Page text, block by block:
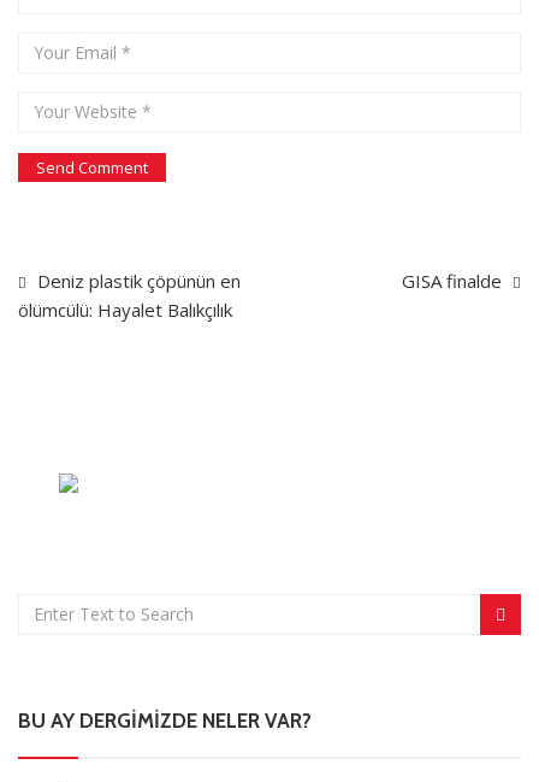
Deniz plastik çöpünün en
ölümcülü: Hayalet Balıkçılık
GISA finalde
BU AY DERGIMIZDE NELER VAR?